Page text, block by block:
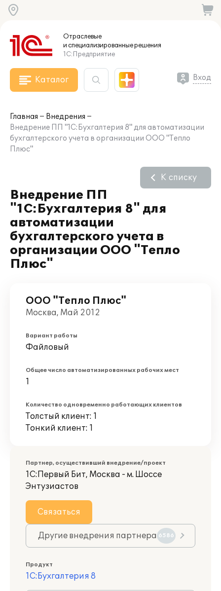
Отраслевые
и специализированныерешения
1С:Предприятие
Каталог Вход
Главная
Внедрения
Внедрение ПП "1С:Бухгалтерия 8" для автоматизации
бухгалтерского учета в организации ООО "Тепло
Плюс"
Внедрение ПП
"1С:Бухгалтерия 8" для
автоматизации
бухгалтерского учета в
организации ООО "Тепло
Плюс"
К списку
ООО "Тепло Плюс"
Москва, Май 2012
Вариант работы
Файловый
Общее число автоматизированных рабочих мест
1
Количество одновременно работающих клиентов
Толстый клиент: 1
Тонкий клиент: 1
Партнер, осуществивший внедрение/проект
1С:Первый Бит, Москва - м. Шоссе
Энтузиастов
Связаться
Другие внедрения партнера 6586
Продукт
1С:Бухгалтерия 8